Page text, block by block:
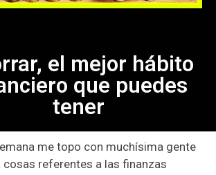
el mejor hábito
que puedes
tener
me topo con muchísima gente
cosas referentes a las finanzas